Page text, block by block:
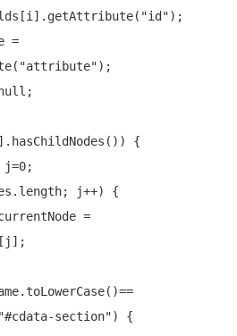
"id");
=
"attribute");
;
{
j=0;
j++) {
=
"#cdata-section") {